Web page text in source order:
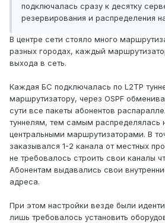
подключалась сразу к десятку
резервирования и распределения
В центре сети стояло много
разных городах, каждый
выхода в сеть.
Каждая БС подключалась по L2TP
маршрутизатору, через OSPF
сути все пакеты абонентов
туннелям, тем самым распределялась
центральными маршрутизаторами. В
заказывался 1-2 канала от местных
не требовалось строить свои каналы
Абонентам выдавались свои
адреса.
При этом настройки везде были
лишь требовалось установить